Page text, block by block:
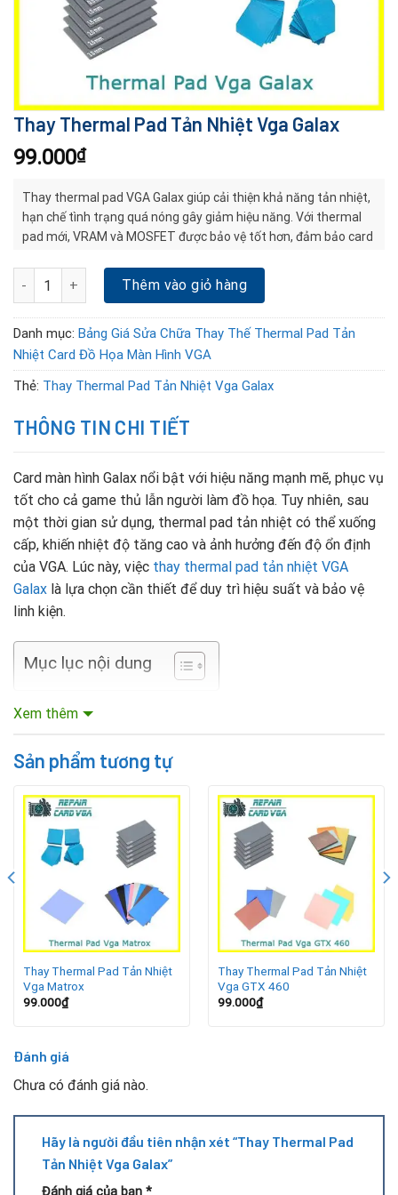
Thay Thermal Pad Tản Nhiệt Vga Galax
99.000₫
Thay thermal pad VGA Galax giúp cải thiện khả năng tản nhiệt,
hạn chế tình trạng quá nóng gây giảm hiệu năng. Với thermal
pad mới, VRAM và MOSFET được bảo vệ tốt hơn, đảm bảo card
Thay Thermal Pad Tản Nhiệt Vga Galax số lượng
Thêm vào giỏ hàng
Danh mục: Bảng Giá Sửa Chữa Thay Thế Thermal Pad Tản
Nhiệt Card Đồ Họa Màn Hình VGA
Thẻ: Thay Thermal Pad Tản Nhiệt Vga Galax
THÔNG TIN CHI TIẾT
Card màn hình Galax nổi bật với hiệu năng mạnh mẽ, phục vụ
tốt cho cả game thủ lẫn người làm đồ họa. Tuy nhiên, sau
một thời gian sử dụng, thermal pad tản nhiệt có thể xuống
cấp, khiến nhiệt độ tăng cao và ảnh hưởng đến độ ổn định
của VGA. Lúc này, việc thay thermal pad tản nhiệt VGA
Galax là lựa chọn cần thiết để duy trì hiệu suất và bảo vệ
linh kiện.
Mục lục nội dung
Khi nào cần thay thermal pad VGA Galax?
tản nhiệt.
Máy bị giật lag, giảm FPS khi chơi game hoặc làm việc
nặng.
VRAM, MOSFET thường xuyên quá nhiệt, nguy cơ gây lỗi
hệ thống.
Thermal pad cũ bị chai, khô cứng, mất khả năng dẫn
nhiệt.
Lợi ích khi thay thermal pad VGA Galax
quả hơn.
Tăng hiệu năng: Giảm hiện tượng tụt xung khi VGA tải
nặng.
Kéo dài tuổi thọ: Giảm rủi ro hỏng hóc do nhiệt độ cao.
Xem thêm
Sản phẩm tương tự
Thay Thermal Pad Tản Nhiệt
Vga Matrox
99.000₫
Thay Thermal Pad Tản Nhiệt
Vga GTX 460
99.000₫
Đánh giá
Chưa có đánh giá nào.
Hãy là người đầu tiên nhận xét “Thay Thermal Pad
Tản Nhiệt Vga Galax”
Đánh giá của bạn *